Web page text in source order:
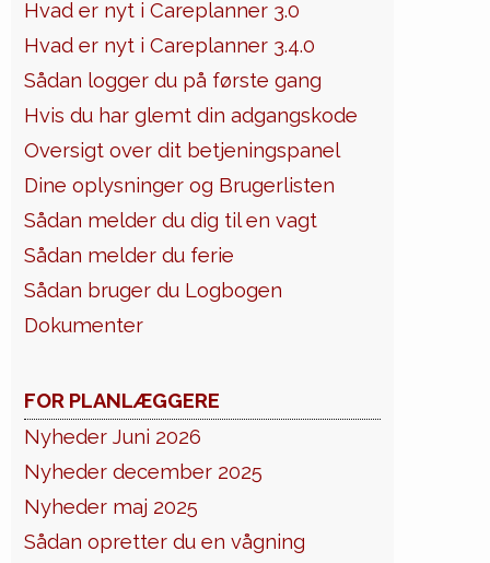
Hvad er nyt i Careplanner 3.0
Hvad er nyt i Careplanner 3.4.0
Sådan logger du på første gang
Hvis du har glemt din adgangskode
Oversigt over dit betjeningspanel
Dine oplysninger og Brugerlisten
Sådan melder du dig til en vagt
Sådan melder du ferie
Sådan bruger du Logbogen
Dokumenter
FOR PLANLÆGGERE
Nyheder Juni 2026
Nyheder december 2025
Nyheder maj 2025
Sådan opretter du en vågning